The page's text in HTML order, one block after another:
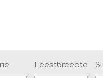
Leestbreedte